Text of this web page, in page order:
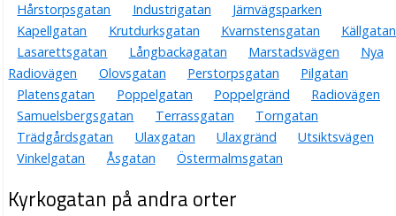
Hårstorpsgatan
Industrigatan
Järnvägsparken
Kapellgatan
Krutdurksgatan Kvarnstensgatan
Källgatan
Lasarettsgatan
Långbackagatan Marstadsvägen
Nya
Radiovägen
Olovsgatan Perstorpsgatan
Pilgatan
Platensgatan
Poppelgatan Poppelgränd
Radiovägen
Samuelsbergsgatan
Terrassgatan
Torngatan
Trädgårdsgatan
Ulaxgatan Ulaxgränd
Utsiktsvägen
Vinkelgatan
Åsgatan Östermalmsgatan
Kyrkogatan på andra orter